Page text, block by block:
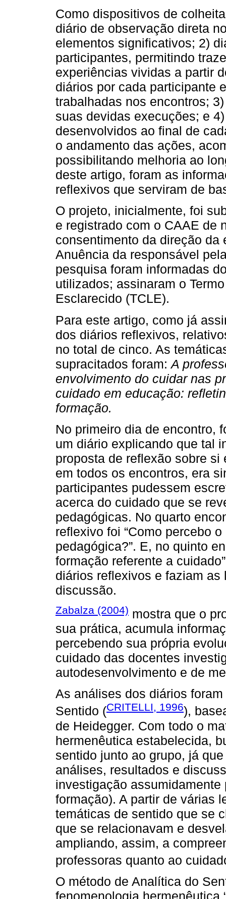
Como dispositivos de
diário de observação direta
elementos significativos; 2)
participantes, permitindo
experiências vividas a partir
diários por cada participante
trabalhadas nos encontros;
suas devidas execuções; e
desenvolvidos ao final de
o andamento das ações,
possibilitando melhoria ao
deste artigo, foram as
reflexivos que serviram de
O projeto, inicialmente, foi
e registrado com o CAAE de
consentimento da direção da
Anuência da responsável
pesquisa foram informadas
utilizados; assinaram o
Esclarecido (TCLE).
Para este artigo, como já
dos diários reflexivos,
no total de cinco. As
supracitados foram: A
envolvimento do cuidar nas
cuidado em educação:
formação.
No primeiro dia de encontro,
um diário explicando que tal
proposta de reflexão sobre
em todos os encontros, era
participantes pudessem
acerca do cuidado que se
pedagógicas. No quarto
reflexivo foi “Como percebo
pedagógica?”. E, no quinto
formação referente a
diários reflexivos e faziam
discussão.
Zabalza (2004) mostra que o
sua prática, acumula
percebendo sua própria
cuidado das docentes
autodesenvolvimento e de
As análises dos diários
Sentido (CRITELLI, 1996),
de Heidegger. Com todo o
hermenêutica estabelecida,
sentido junto ao grupo, já
análises, resultados e
investigação
formação). A partir de várias
temáticas de sentido que se
que se relacionavam e
ampliando, assim, a
professoras quanto ao
O método de Analítica do
fenomenologia hermenêutica